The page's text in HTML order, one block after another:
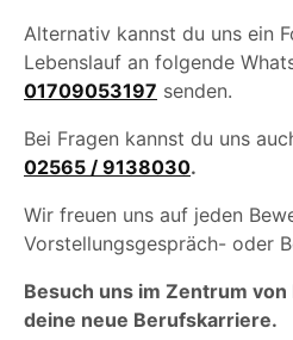
Alternativ kannst du uns ein
Lebenslauf an folgende
01709053197 senden.
Bei Fragen kannst du uns
02565 / 9138030.
Wir freuen uns auf jeden
Vorstellungsgespräch- oder
Besuch uns im Zentrum
deine neue Berufskarriere.